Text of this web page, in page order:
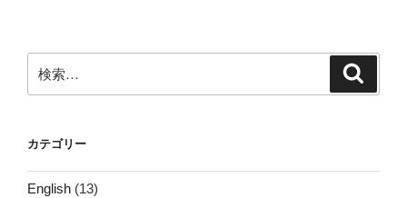
索:
カテゴリー
English (13)